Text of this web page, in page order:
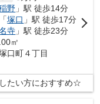
野 」駅 徒歩14分
塚口 」駅 徒歩17分
寺 」駅 徒歩23分
㎡
口町４丁目
たい方におすすめ☆